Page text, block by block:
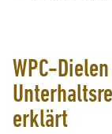
WPC-
erklärt